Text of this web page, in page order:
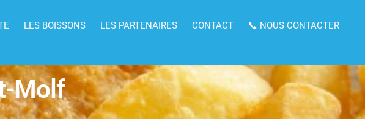
LES BOISSONS LES PARTENAIRES CONTACT 📞 NOUS CONTACTER
Molf